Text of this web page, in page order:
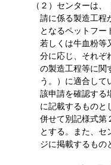
（２）センターは
請に係る製造工程
となるペットフー
若しくは牛血粉等
分に応じ、それぞ
の製造工程等に関
う。）に適合して
該申請を確認する
に記載するものと
併せて別記様式第
とする。また、セ
ジに掲載するもの